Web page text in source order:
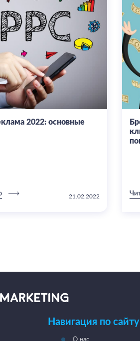
2022: основные
21.02.2022
Навигация по сайту
О нас